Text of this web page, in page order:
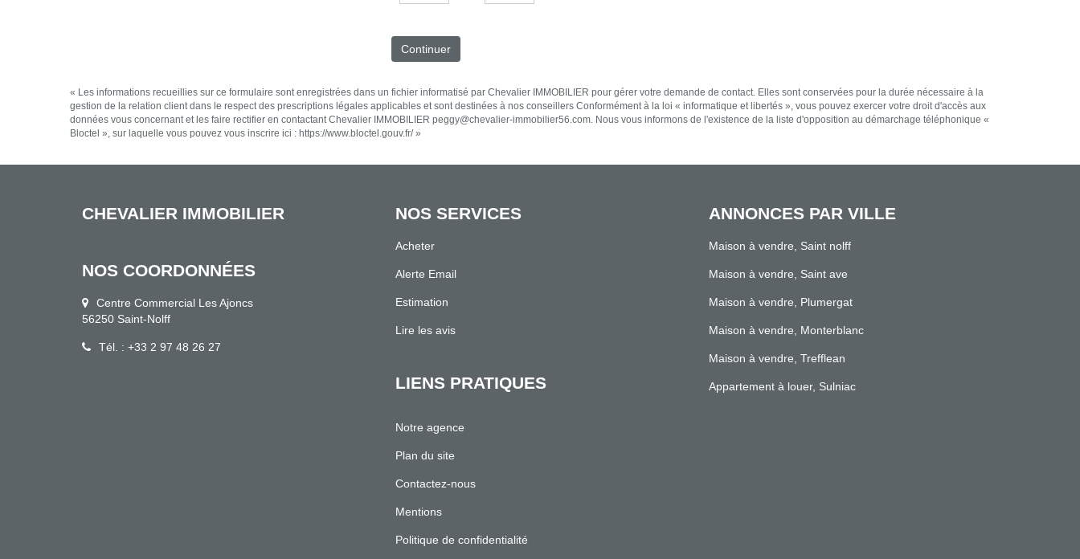
Continuer
« Les informations recueillies sur ce formulaire sont enregistrées dans un fichier informatisé par Chevalier IMMOBILIER pour gérer votre demande de contact. Elles sont conservées pour la durée nécessaire à la
gestion de la relation client dans le respect des prescriptions légales applicables et sont destinées à nos conseillers Conformément à la loi « informatique et libertés », vous pouvez exercer votre droit d'accès aux
données vous concernant et les faire rectifier en contactant Chevalier IMMOBILIER peggy@chevalier-immobilier56.com. Nous vous informons de l'existence de la liste d'opposition au démarchage téléphonique «
Bloctel », sur laquelle vous pouvez vous inscrire ici : https://www.bloctel.gouv.fr/»
CHEVALIER IMMOBILIER
NOS COORDONNÉES
Centre Commercial Les Ajoncs
56250 Saint-Nolff
Tél. : +33 2 97 48 26 27
NOS SERVICES
Acheter
Alerte Email
Estimation
Lire les avis
LIENS PRATIQUES
Notre agence
Plan du site
Contactez-nous
Mentions
Politique de confidentialité
ANNONCES PAR VILLE
Maison à vendre, Saint nolff
Maison à vendre, Saint ave
Maison à vendre, Plumergat
Maison à vendre, Monterblanc
Maison à vendre, Trefflean
Appartement à louer, Sulniac